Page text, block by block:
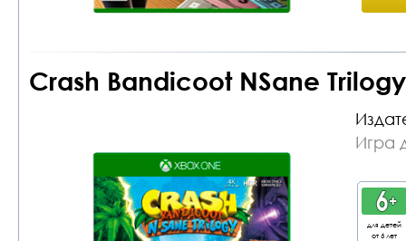
Crash Bandicoot NSane
Игра
для детей
от 6 лет